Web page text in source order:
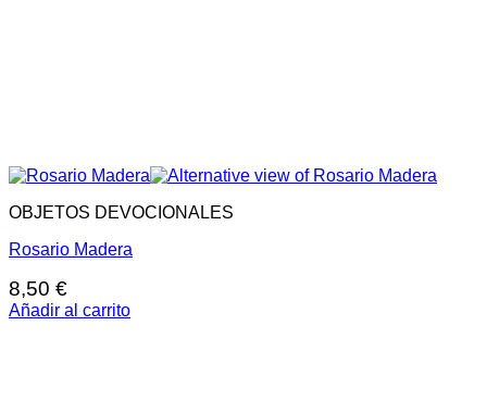
OBJETOS DEVOCIONALES
Rosario Madera
8,50 €
Añadir al carrito